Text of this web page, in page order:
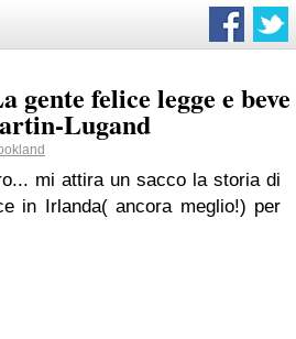
felice legge e beve
Lugand
mi attira un sacco la storia di
in Irlanda( ancora meglio!) per